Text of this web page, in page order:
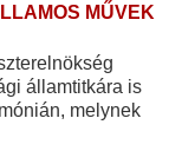
MŰVEK
államtitkára is
melynek